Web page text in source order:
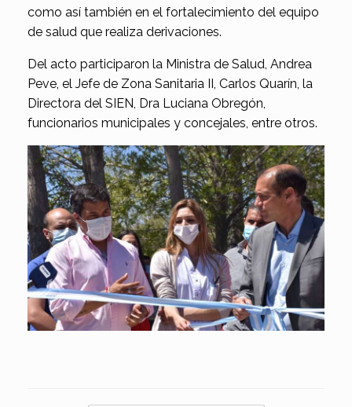
como así también en el fortalecimiento del equipo
de salud que realiza derivaciones.
Del acto participaron la Ministra de Salud, Andrea
Peve, el Jefe de Zona Sanitaria II, Carlos Quarín, la
Directora del SIEN, Dra Luciana Obregón,
funcionarios municipales y concejales, entre otros.